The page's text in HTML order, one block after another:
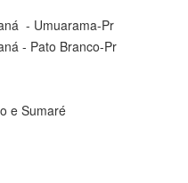
- Umuarama-Pr
- Pato Branco-Pr
e Sumaré